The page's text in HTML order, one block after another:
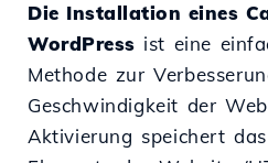
Die Installation eines
WordPress ist eine
Methode zur
Geschwindigkeit der
Aktivierung speichert